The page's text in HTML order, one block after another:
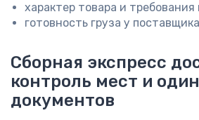
характер товара и
готовность груза у поставщика
Сборная экспресс
контроль мест и
документов